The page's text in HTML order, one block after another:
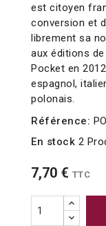
est citoyen
conversion et
librement sa
aux éditions
Pocket en
espagnol,
polonais.
Référence:
En stock 2
7,70 € TTC